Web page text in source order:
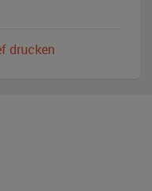
drucken